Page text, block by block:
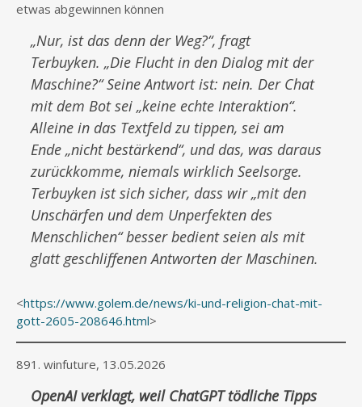
etwas abgewinnen können
„Nur, ist das denn der Weg?“, fragt
Terbuyken. „Die Flucht in den Dialog mit der
Maschine?“ Seine Antwort ist: nein. Der Chat
mit dem Bot sei „keine echte Interaktion“.
Alleine in das Textfeld zu tippen, sei am
Ende „nicht bestärkend“, und das, was daraus
zurückkomme, niemals wirklich Seelsorge.
Terbuyken ist sich sicher, dass wir „mit den
Unschärfen und dem Unperfekten des
Menschlichen“ besser bedient seien als mit
glatt geschliffenen Antworten der Maschinen.
<https://www.golem.de/news/ki-und-religion-chat-mit-
gott-2605-208646.html>
891. winfuture, 13.05.2026
OpenAI verklagt, weil ChatGPT tödliche Tipps